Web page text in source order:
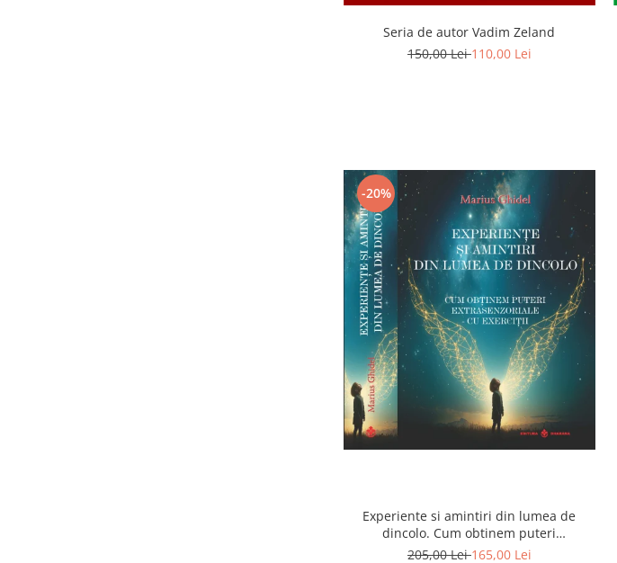
Seria de autor Vadim Zeland
150,00 Lei110,00 Lei
-20%
Experiente si amintiri din lumea de
dincolo. Cum obtinem puteri
extrasenzoriale - cu exercitii
205,00 Lei165,00 Lei